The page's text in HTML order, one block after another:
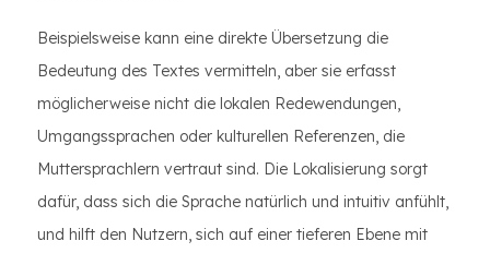
Beispielsweise kann eine direkte Übersetzung die
Bedeutung des Textes vermitteln, aber sie erfasst
möglicherweise nicht die lokalen Redewendungen,
Umgangssprachen oder kulturellen Referenzen, die
Muttersprachlern vertraut sind. Die Lokalisierung sorgt
dafür, dass sich die Sprache natürlich und intuitiv anfühlt,
und hilft den Nutzern, sich auf einer tieferen Ebene mit